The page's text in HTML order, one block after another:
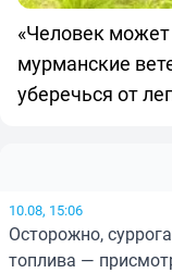
«Человек может
мурманские
уберечься от
10.08, 15:06
Осторожно,
топлива —